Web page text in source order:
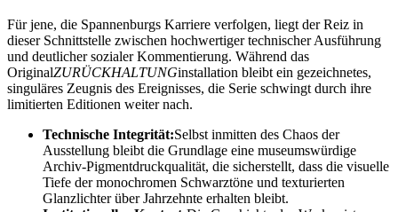
Für jene, die Spannenburgs Karriere verfolgen, liegt der Reiz in
dieser Schnittstelle zwischen hochwertiger technischer Ausführung
und deutlicher sozialer Kommentierung. Während das
OriginalZURÜCKHALTUNGinstallation bleibt ein gezeichnetes,
singuläres Zeugnis des Ereignisses, die Serie schwingt durch ihre
limitierten Editionen weiter nach.
Technische Integrität:Selbst inmitten des Chaos der
Ausstellung bleibt die Grundlage eine museumswürdige
Archiv-Pigmentdruckqualität, die sicherstellt, dass die visuelle
Tiefe der monochromen Schwarztöne und texturierten
Glanzlichter über Jahrzehnte erhalten bleibt.